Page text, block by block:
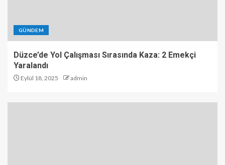
GÜNDEM
Düzce’de Yol Çalışması Sırasında Kaza: 2 Emekçi
Yaralandı
Eylül 18, 2025 admin